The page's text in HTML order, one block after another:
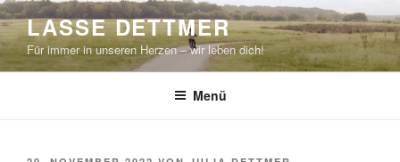
Zum
Inhalt
springen
LASSE DETTMER
Für immer in unseren Herzen – wir leben dich!
Menü